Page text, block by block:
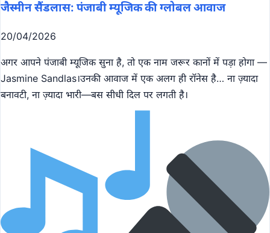
जैस्मीन सैंडलास: पंजाबी म्यूजिक की ग्लोबल आवाज
20/04/2026
अगर आपने पंजाबी म्यूजिक सुना है, तो एक नाम जरूर कानों में पड़ा होगा —
Jasmine Sandlas।उनकी आवाज में एक अलग ही रॉनेस है… ना ज़्यादा
बनावटी, ना ज़्यादा भारी—बस सीधी दिल पर लगती है।